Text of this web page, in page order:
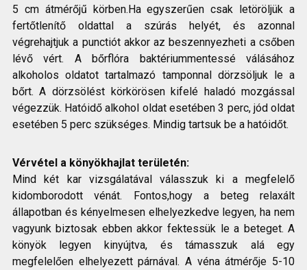
5 cm átmérőjű körben.Ha egyszerűen csak letöröljük a
fertőtlenítő oldattal a szúrás helyét, és azonnal
végrehajtjuk a punctiót akkor az beszennyezheti a csőben
lévő vért. A bőrflóra baktériummentessé válásához
alkoholos oldatot tartalmazó tamponnal dörzsöljuk le a
bőrt. A dörzsölést körkörösen kifelé haladó mozgással
végezzük. Hatóidő alkohol oldat esetében 3 perc, jód oldat
esetében 5 perc szükséges. Mindig tartsuk be a hatóidőt.
Vérvétel a könyökhajlat területén:
Mind két kar vizsgálatával válasszuk ki a megfelelő
kidomborodott vénát. Fontos,hogy a beteg relaxált
állapotban és kényelmesen elhelyezkedve legyen, ha nem
vagyunk biztosak ebben akkor fektessük le a beteget. A
könyök legyen kinyújtva, és támasszuk alá egy
megfelelően elhelyezett párnával. A véna átmérője 5-10